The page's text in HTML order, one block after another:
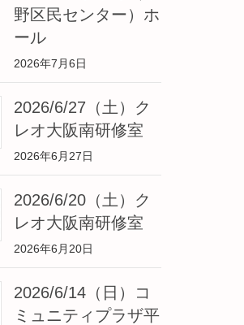
野区民センター）ホ
ール
2026年7月6日
2026/6/27（土）ク
レオ大阪南研修室
2026年6月27日
2026/6/20（土）ク
レオ大阪南研修室
2026年6月20日
2026/6/14（日）コ
ミュニティプラザ平